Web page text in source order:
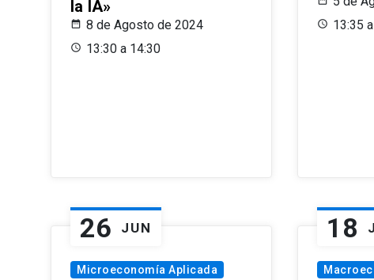
la IA»
8 de Agosto de 2024
13:30 a 14:30
13:35
26 JUN
Microeconomía Aplicada
18